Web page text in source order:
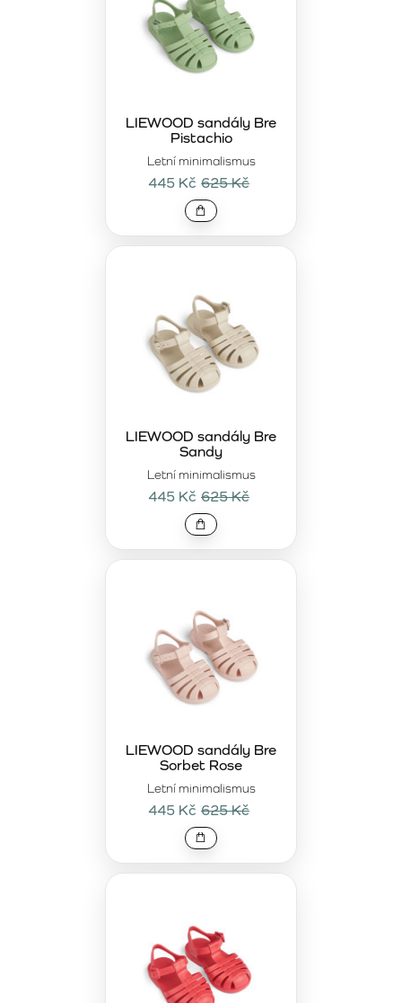
Letní minimalismus
LIEWOOD sandály Bre
Pistachio
445 Kč 625 Kč
Letní minimalismus
LIEWOOD sandály Bre
Sandy
445 Kč 625 Kč
Letní minimalismus
LIEWOOD sandály Bre
Sorbet Rose
445 Kč 625 Kč